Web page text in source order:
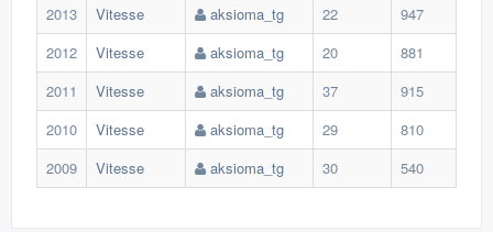
2013
Vitesse aksioma_tg 22
947
2012
Vitesse aksioma_tg 20
881
2011
Vitesse aksioma_tg 37
915
2010
Vitesse aksioma_tg 29
810
2009
Vitesse aksioma_tg 30 540